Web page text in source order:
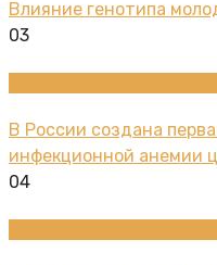
Влияние генотипа
03
В России создана
инфекционной анемии
04